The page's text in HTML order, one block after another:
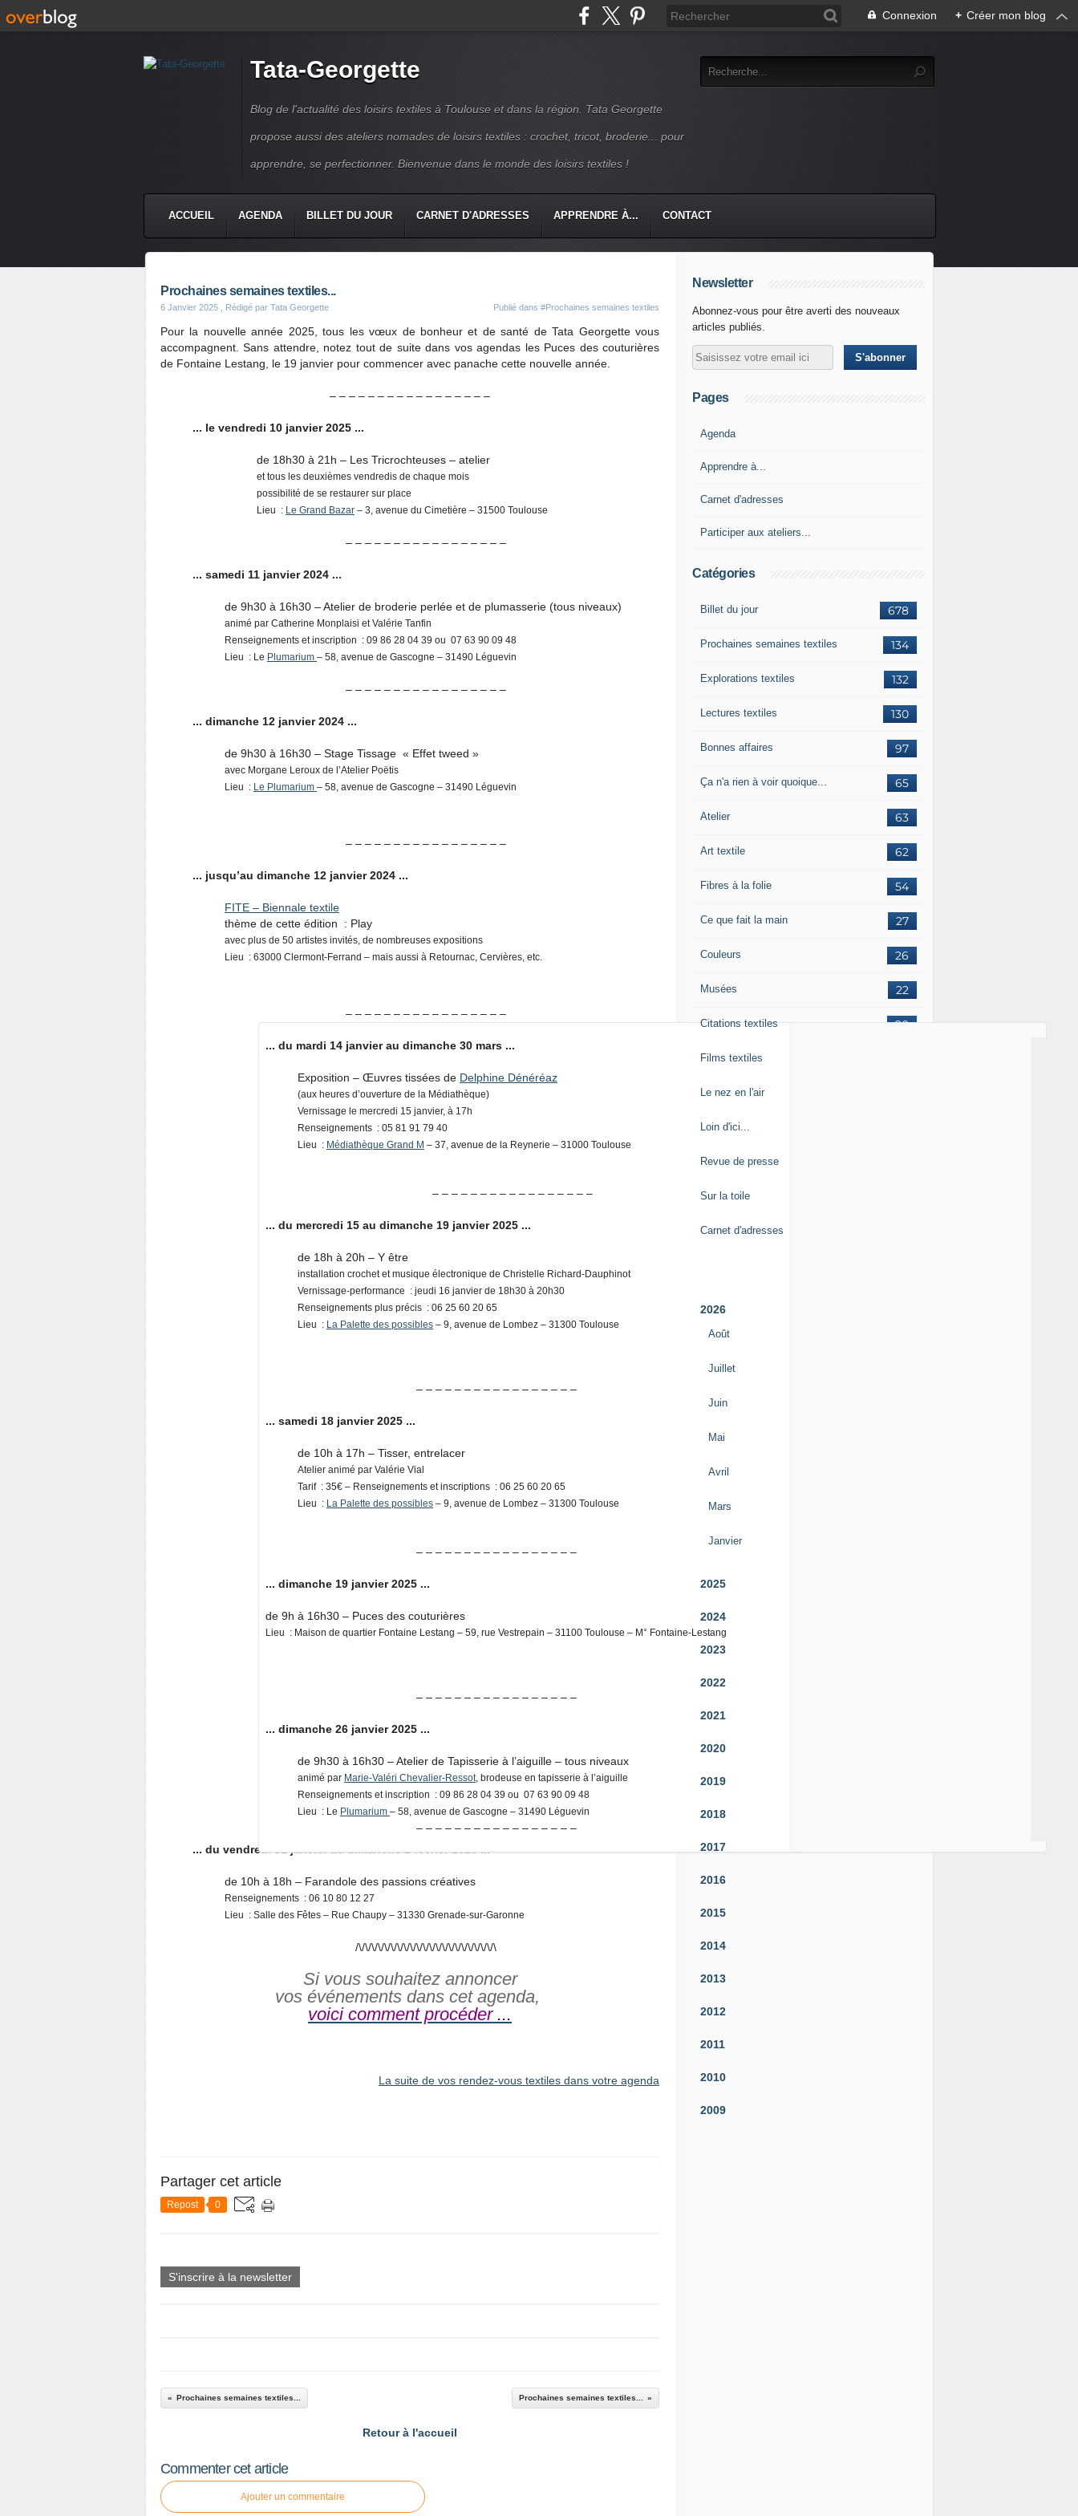
Connexion + Créer mon blog
Tata-Georgette
Blog de l'actualité des loisirs textiles à Toulouse et dans la région. Tata Georgette
propose aussi des ateliers nomades de loisirs textiles : crochet, tricot, broderie... pour
apprendre, se perfectionner. Bienvenue dans le monde des loisirs textiles !
ACCUEIL AGENDA BILLET DU JOUR CARNET D'ADRESSES APPRENDRE À... CONTACT
Prochaines semaines textiles...
6 Janvier 2025 , Rédigé par Tata Georgette Publié dans #Prochaines semaines textiles
Pour la nouvelle année 2025, tous les vœux de bonheur et de santé de Tata Georgette vous
accompagnent. Sans attendre, notez tout de suite dans vos agendas les Puces des couturières
de Fontaine Lestang, le 19 janvier pour commencer avec panache cette nouvelle année.
– – – – – – – – – – – – – – – – –
... le vendredi 10 janvier 2025 ...
de 18h30 à 21h – Les Tricrochteuses – atelier
et tous les deuxièmes vendredis de chaque mois
possibilité de se restaurer sur place
Lieu : Le Grand Bazar – 3, avenue du Cimetière – 31500 Toulouse
– – – – – – – – – – – – – – – – –
... samedi 11 janvier 2024 ...
de 9h30 à 16h30 – Atelier de broderie perlée et de plumasserie (tous niveaux)
animé par Catherine Monplaisi et Valérie Tanfin
Renseignements et inscription : 09 86 28 04 39 ou 07 63 90 09 48
Lieu : Le Plumarium – 58, avenue de Gascogne – 31490 Léguevin
– – – – – – – – – – – – – – – – –
... dimanche 12 janvier 2024 ...
de 9h30 à 16h30 – Stage Tissage « Effet tweed »
avec Morgane Leroux de l’Atelier Poëtis
Lieu : Le Plumarium – 58, avenue de Gascogne – 31490 Léguevin
– – – – – – – – – – – – – – – – –
... jusqu’au dimanche 12 janvier 2024 ...
FITE – Biennale textile
thème de cette édition : Play
avec plus de 50 artistes invités, de nombreuses expositions
Lieu : 63000 Clermont-Ferrand – mais aussi à Retournac, Cervières, etc.
– – – – – – – – – – – – – – – – –
... du mardi 14 janvier au dimanche 30 mars ...
Exposition – Œuvres tissées de Delphine Dénéréaz
(aux heures d’ouverture de la Médiathèque)
Vernissage le mercredi 15 janvier, à 17h
Renseignements : 05 81 91 79 40
Lieu : Médiathèque Grand M – 37, avenue de la Reynerie – 31000 Toulouse
– – – – – – – – – – – – – – – – –
... du mercredi 15 au dimanche 19 janvier 2025 ...
de 18h à 20h – Y être
installation crochet et musique électronique de Christelle Richard-Dauphinot
Vernissage-performance : jeudi 16 janvier de 18h30 à 20h30
Renseignements plus précis : 06 25 60 20 65
Lieu : La Palette des possibles – 9, avenue de Lombez – 31300 Toulouse
– – – – – – – – – – – – – – – – –
... samedi 18 janvier 2025 ...
de 10h à 17h – Tisser, entrelacer
Atelier animé par Valérie Vial
Tarif : 35€ – Renseignements et inscriptions : 06 25 60 20 65
Lieu : La Palette des possibles – 9, avenue de Lombez – 31300 Toulouse
– – – – – – – – – – – – – – – – –
... dimanche 19 janvier 2025 ...
de 9h à 16h30 – Puces des couturières
Lieu : Maison de quartier Fontaine Lestang – 59, rue Vestrepain – 31100 Toulouse – M° Fontaine-Lestang
– – – – – – – – – – – – – – – – –
... dimanche 26 janvier 2025 ...
de 9h30 à 16h30 – Atelier de Tapisserie à l’aiguille – tous niveaux
animé par Marie-Valéri Chevalier-Ressot, brodeuse en tapisserie à l’aiguille
Renseignements et inscription : 09 86 28 04 39 ou 07 63 90 09 48
Lieu : Le Plumarium – 58, avenue de Gascogne – 31490 Léguevin
– – – – – – – – – – – – – – – – –
... du vendredi 31 janvier au dimanche 2 février 2025 ...
de 10h à 18h – Farandole des passions créatives
Renseignements : 06 10 80 12 27
Lieu : Salle des Fêtes – Rue Chaupy – 31330 Grenade-sur-Garonne
/\/\/\/\/\/\/\/\/\/\/\/\/\/\/\/\/\/\/\/\/\/\
Si vous souhaitez annoncer
vos événements dans cet agenda,
voici comment procéder ...
La suite de vos rendez-vous textiles dans votre agenda
Partager cet article
Repost 0
S'inscrire à la newsletter
Prochaines semaines textiles... Prochaines semaines textiles...
Retour à l'accueil
Commenter cet article
Ajouter un commentaire
Newsletter
Abonnez-vous pour être averti des nouveaux
articles publiés.
Pages
Agenda
Apprendre à...
Carnet d'adresses
Participer aux ateliers...
Catégories
678
Billet du jour
134
Prochaines semaines textiles
132
Explorations textiles
130
Lectures textiles
97
Bonnes affaires
65
Ça n'a rien à voir quoique...
63
Atelier
62
Art textile
54
Fibres à la folie
27
Ce que fait la main
26
Couleurs
22
Musées
20
Citations textiles
Films textiles
Le nez en l'air
Loin d'ici...
Revue de presse
Sur la toile
Carnet d'adresses
2026
Août
Juillet
Juin
Mai
Avril
Mars
Janvier
2025
2024
2023
2022
2021
2020
2019
2018
2017
2016
2015
2014
2013
2012
2011
2010
2009